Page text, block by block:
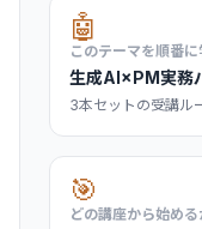
🤖
このテーマを順番
生成AI×PM実務
3本セットの受講ル
🎯
どの講座から始め